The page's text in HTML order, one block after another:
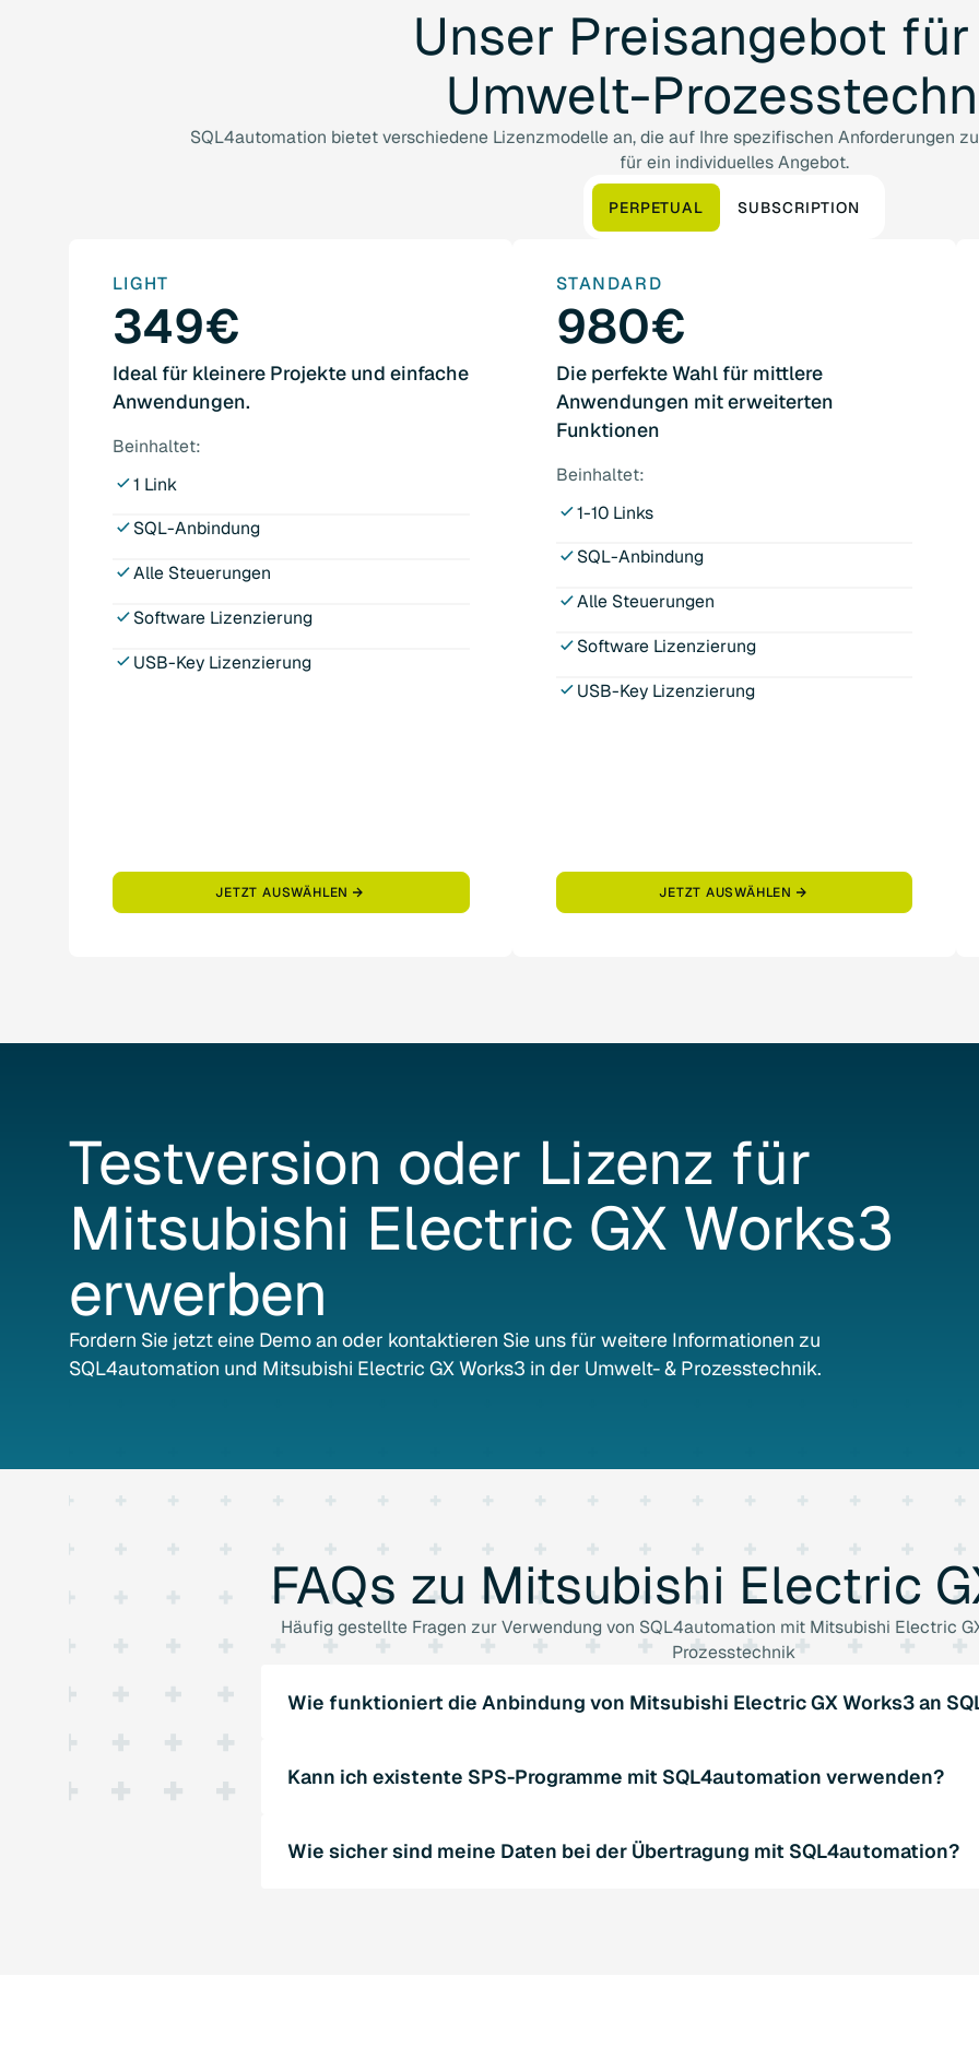
Unser Preisangebot für
Umwelt-
SQL4automation bietet verschiedene Lizenzmodelle an, die auf Ihre spezifischen Anforderungen
für ein individuelles Angebot.
PERPETUAL SUBSCRIPTION
LIGHT
349€
Ideal für kleinere Projekte und einfache
Anwendungen.
Beinhaltet:
1 Link
SQL-Anbindung
Alle Steuerungen
Software Lizenzierung
USB-Key Lizenzierung
JETZT AUSWÄHLEN
STANDARD
980€
Die perfekte Wahl für mittlere
Anwendungen mit erweiterten
Funktionen
Beinhaltet:
1-10 Links
SQL-Anbindung
Alle Steuerungen
Software Lizenzierung
USB-Key Lizenzierung
JETZT AUSWÄHLEN
Testversion oder Lizenz für
Mitsubishi Electric GX Works3
erwerben
Fordern Sie jetzt eine Demo an oder kontaktieren Sie uns für weitere Informationen zu
SQL4automation und Mitsubishi Electric GX Works3 in der Umwelt- & Prozesstechnik.
FAQs zu Mitsubishi Electric
Häufig gestellte Fragen zur Verwendung von SQL4automation mit Mitsubishi Electric
Prozesstechnik
Wie funktioniert die Anbindung von Mitsubishi Electric GX Works3 an
SQL-Datenbanken ohne Middleware. Es bietet Bibliotheken, die die Kommunikation
Kann ich existente SPS-Programme mit SQL4automation verwenden?
Ja, SQL4automation unterstützt das Einbinden von bestehenden SPS-Programmen in
Automatisierungslösung. Es ermöglicht das automatische Erstellen von SPS-Tabellen
Wie sicher sind meine Daten bei der Übertragung mit SQL4automation?